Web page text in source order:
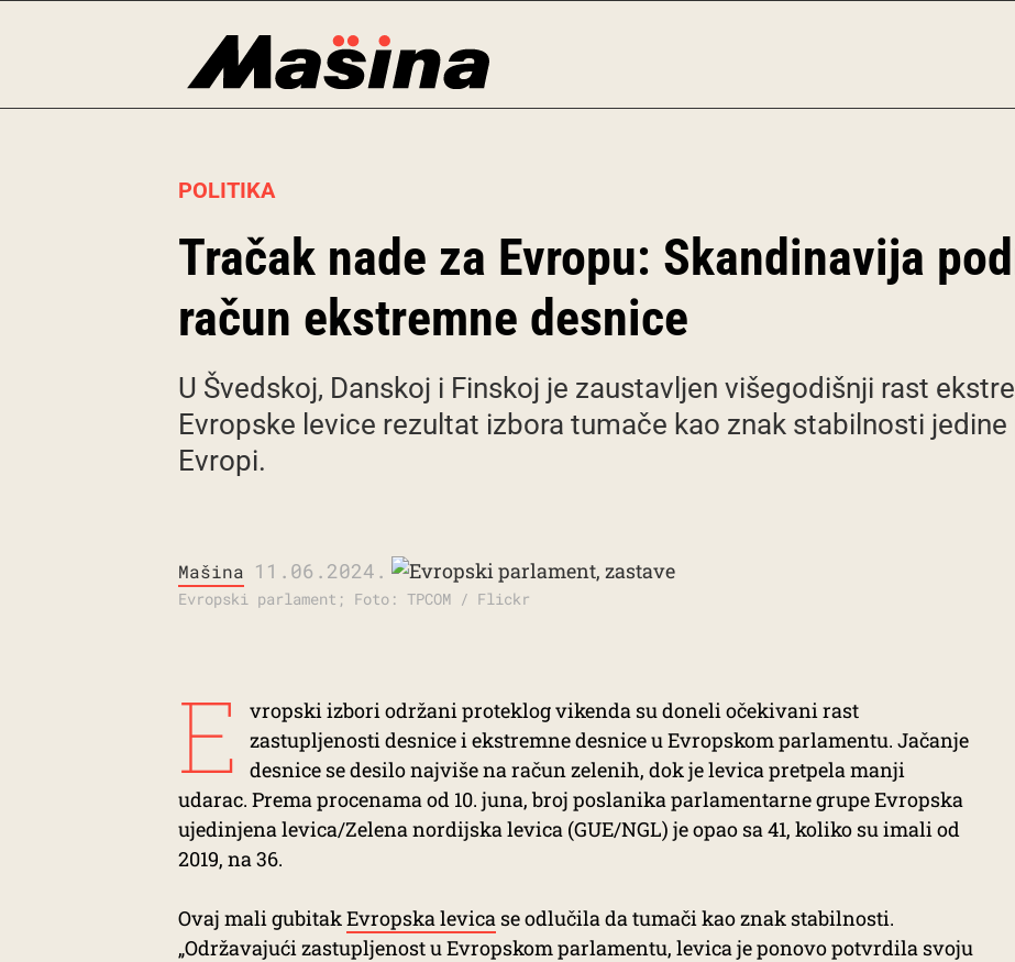
POLITIKA
Tračak nade za Evropu: Skandinavija
račun ekstremne desnice
U Švedskoj, Danskoj i Finskoj je zaustavljen višegodišnji rast
Evropske levice rezultat izbora tumače kao znak stabilnosti
Evropi.
Mašina 11.06.2024.
Evropski parlament; Foto: TPCOM / Flickr
E
vropski izbori održani proteklog vikenda su doneli očekivani rast
zastupljenosti desnice i ekstremne desnice u Evropskom parlamentu. Jačanje
desnice se desilo najviše na račun zelenih, dok je levica pretpela manji
udarac. Prema procenama od 10. juna, broj poslanika parlamentarne grupe Evropska
ujedinjena levica/Zelena nordijska levica (GUE/NGL) je opao sa 41, koliko su imali od
2019, na 36.
Ovaj mali gubitakEvropska levica se odlučila da tumači kao znak stabilnosti.
„Održavajući zastupljenost u Evropskom parlamentu, levica je ponovo potvrdila svoju